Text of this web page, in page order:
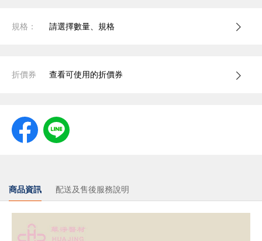
規格： 請選擇數量、規格
折價券 查看可使用的折價券
商品資訊 配送及售後服務說明